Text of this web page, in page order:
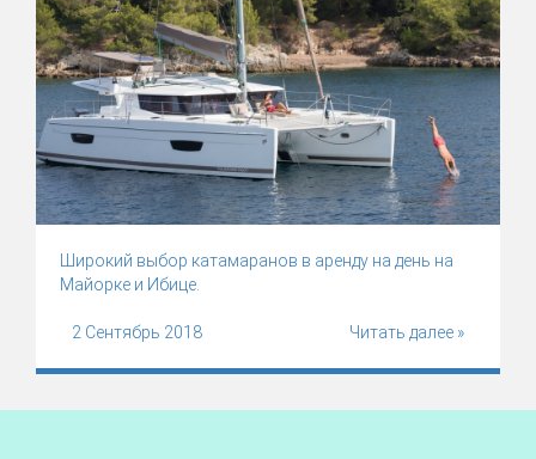
Широкий выбор катамаранов в аренду на день на
Майорке и Ибице.
2 Сентябрь 2018 Читать далее »